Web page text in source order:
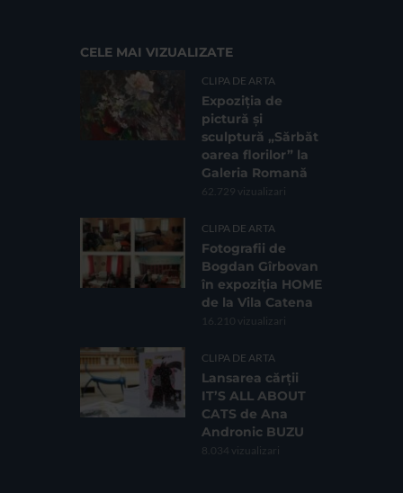
CELE MAI VIZUALIZATE
CLIPA DE ARTA
Expoziția de
pictură și
sculptură „Sărbăt
oarea florilor” la
Galeria Romană
62.729 vizualizari
CLIPA DE ARTA
Fotografii de
Bogdan Gîrbovan
în expoziția HOME
de la Vila Catena
16.210 vizualizari
CLIPA DE ARTA
Lansarea cărții
IT’S ALL ABOUT
CATS de Ana
Andronic BUZU
8.034 vizualizari